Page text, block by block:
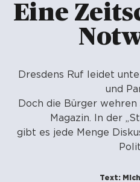
Eine
Dresdens Ruf leidet
und
Doch die Bürger
Magazin. In der
gibt es jede Menge
Text: